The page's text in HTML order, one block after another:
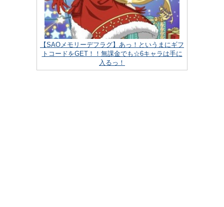
【SAOメモリーデフラグ】あっ！というまにギフ
トコードをGET！！無課金でも☆6キャラは手に
入るっ！